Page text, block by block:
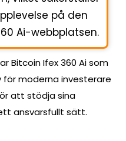
på den
Ai-webbplatsen.
Bitcoin Ifex 360 Ai som
moderna investerare
att stödja sina
ansvarsfullt sätt.